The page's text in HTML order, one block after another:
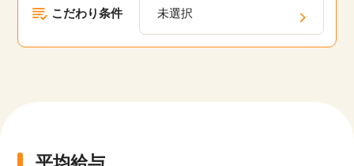
こだわり条件 未選択